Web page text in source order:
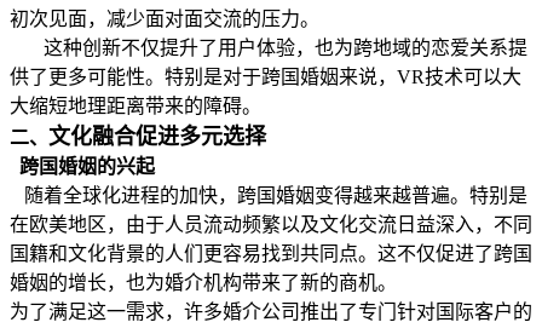
初次见面，减少面对面交流的压力。
这种创新不仅提升了用户体验，也为跨地域的恋爱关系提
供了更多可能性。特别是对于跨国婚姻来说，VR技术可以大
大缩短地理距离带来的障碍。
二、 文化融合促进多元选择
跨国婚姻的兴起
随着全球化进程的加快，跨国婚姻变得越来越普遍。特别是
在欧美地区，由于人员流动频繁以及文化交流日益深入，不同
国籍和文化背景的人们更容易找到共同点。这不仅促进了跨国
婚姻的增长，也为婚介机构带来了新的商机。
为了满足这一需求，许多婚介公司推出了专门针对国际客户的